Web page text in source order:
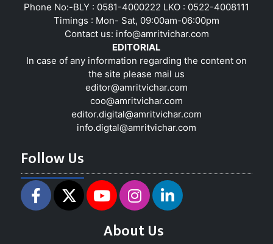
Phone No:-BLY : 0581-4000222 LKO : 0522-4008111
Timings : Mon- Sat, 09:00am-06:00pm
Contact us: info@amritvichar.com
EDITORIAL
In case of any information regarding the content on
the site please mail us
editor@amritvichar.com
coo@amritvichar.com
editor.digital@amritvichar.com
info.digtal@amritvichar.com
Follow Us
About Us